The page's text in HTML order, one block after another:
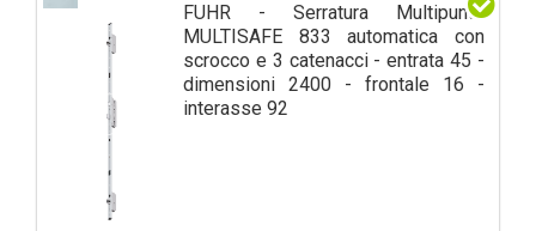
FUHR - Serratura Multipunto
MULTISAFE 833 automatica con
scrocco e 3 catenacci - entrata 45 -
dimensioni 2400 - frontale 16 -
interasse 92